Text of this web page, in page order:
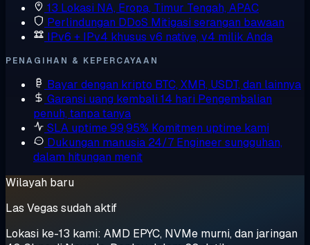
13 Lokasi NA, Eropa, Timur Tengah, APAC
Perlindungan DDoS Mitigasi serangan bawaan
IPv6 + IPv4 khusus v6 native, v4 milik Anda
PENAGIHAN & KEPERCAYAAN
Bayar dengan kripto BTC, XMR, USDT, dan lainnya
Garansi uang kembali 14 hari Pengembalian
penuh, tanpa tanya
SLA uptime 99,95% Komitmen uptime kami
Dukungan manusia 24/7 Engineer sungguhan,
dalam hitungan menit
Wilayah baru
Las Vegas sudah aktif
Lokasi ke-13 kami: AMD EPYC, NVMe murni, dan jaringan